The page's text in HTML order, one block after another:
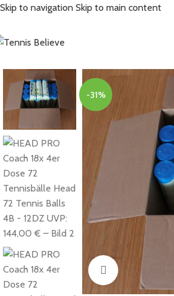
Skip to navigation Skip to main content
-31%
Click to enlarge